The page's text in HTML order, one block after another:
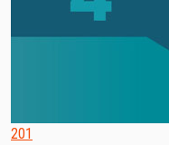
201